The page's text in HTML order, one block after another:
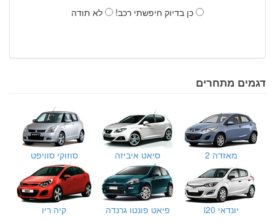
כן בדיוק חיפשתי רכב!
לא תודה
דגמים מתחרים
מאזדה 2 סיאט איביזה סוזוקי סוויפט
יונדאי i20 פיאט פונטו גרנדה קיה ריו